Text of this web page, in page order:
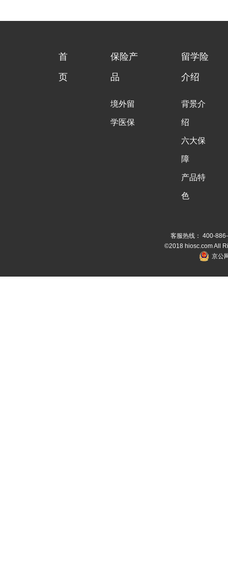
首
页
保险产
品
境外留
学医保
留学险
介绍
背景介
绍
六大保
障
产品特
色
客服热线： 400-
©2018 hiosc.com All
京公